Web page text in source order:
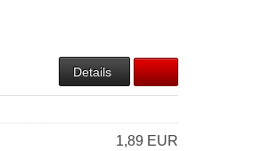
Details
1,89 EUR